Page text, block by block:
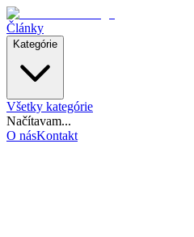
Články
Kategórie
Všetky kategórie
Načítavam...
O násKontakt